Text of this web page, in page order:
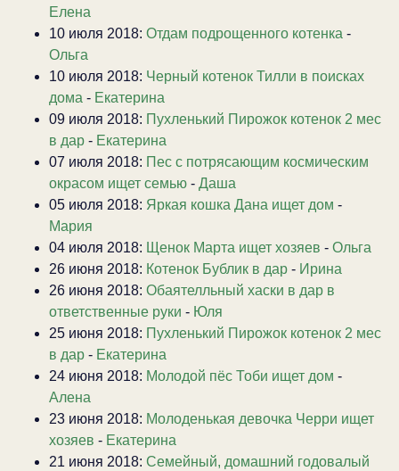
Елена
10 июля 2018: Отдам подрощенного котенка -
Ольга
10 июля 2018: Черный котенок Тилли в поисках
дома - Екатерина
09 июля 2018: Пухленький Пирожок котенок 2 мес
в дар - Екатерина
07 июля 2018: Пес с потрясающим космическим
окрасом ищет семью - Даша
05 июля 2018: Яркая кошка Дана ищет дом -
Мария
04 июля 2018: Щенок Марта ищет хозяев - Ольга
26 июня 2018: Котенок Бублик в дар - Ирина
26 июня 2018: Обаятелльный хаски в дар в
ответственные руки - Юля
25 июня 2018: Пухленький Пирожок котенок 2 мес
в дар - Екатерина
24 июня 2018: Молодой пёс Тоби ищет дом -
Алена
23 июня 2018: Молоденькая девочка Черри ищет
хозяев - Екатерина
21 июня 2018: Семейный, домашний годовалый